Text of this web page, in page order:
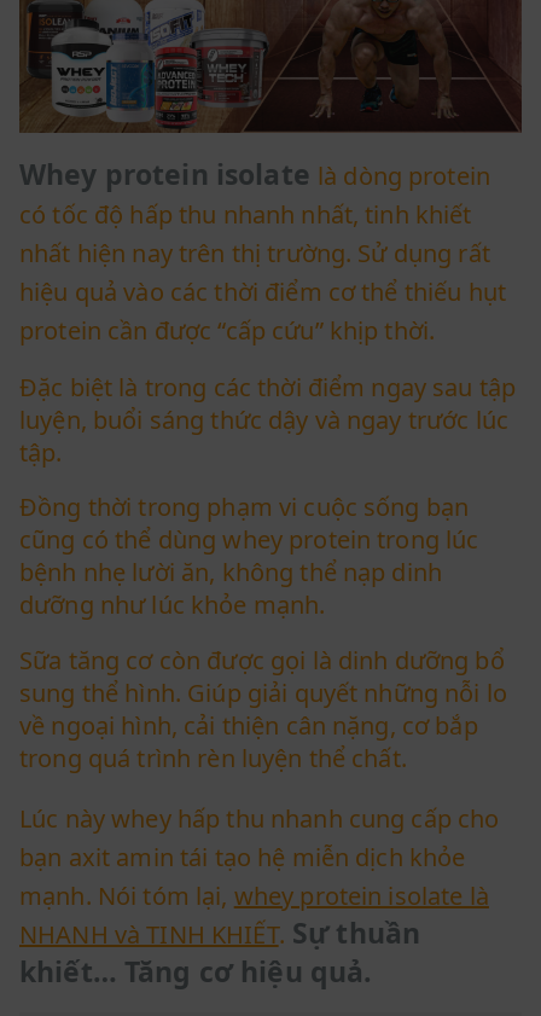
Whey protein isolate là dòng protein
có tốc độ hấp thu nhanh nhất, tinh khiết
nhất hiện nay trên thị trường. Sử dụng rất
hiệu quả vào các thời điểm cơ thể thiếu hụt
protein cần được “cấp cứu” khịp thời.
Đặc biệt là trong các thời điểm ngay sau tập
luyện, buổi sáng thức dậy và ngay trước lúc
tập.
Đồng thời trong phạm vi cuộc sống bạn
cũng có thể dùng whey protein trong lúc
bệnh nhẹ lười ăn, không thể nạp dinh
dưỡng như lúc khỏe mạnh.
Sữa tăng cơ còn được gọi là dinh dưỡng bổ
sung thể hình. Giúp giải quyết những nỗi lo
về ngoại hình, cải thiện cân nặng, cơ bắp
trong quá trình rèn luyện thể chất.
Lúc này whey hấp thu nhanh cung cấp cho
bạn axit amin tái tạo hệ miễn dịch khỏe
mạnh. Nói tóm lại, whey protein isolate là
NHANH và TINH KHIẾT. Sự thuần
khiết… Tăng cơ hiệu quả.